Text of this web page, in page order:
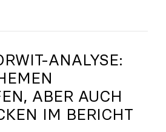
Universitäten sind
ANALYSE:
ABER AUCH
IM BERICHT